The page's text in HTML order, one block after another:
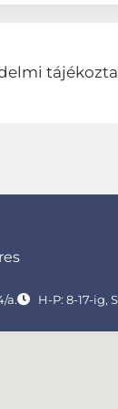
a. H-P: 8-17-ig,